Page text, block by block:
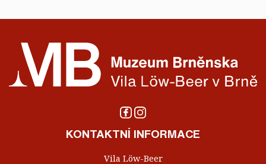
KONTAKTNÍ INFORMACE
Vila Löw-Beer